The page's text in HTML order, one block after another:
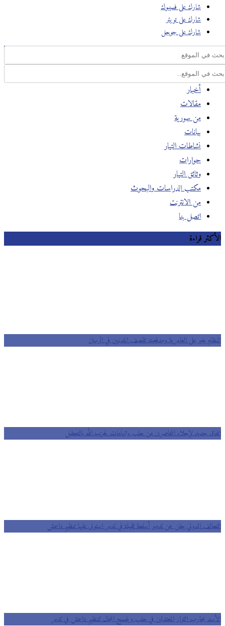
شارك على فسيبوك
شارك على تويتر
شارك على جوجل
أخبار
مقالات
من سورية
بيانات
نشاطات التيار
حوارات
وثائق التيار
مكتب الدراسات والبحوث
من الانترنت
اتصل بنا
الأكثر قراءة
النظام يغير على العامرية ومدفعيته تقصف المدنيين في الرستن
اتفاق جديد لإجلاء المحاصرين من حلب واتهامات لحزب الله بالتعطيل
التحالف الدولي يعلن عن تدمير أسلحة ثقيلة في تدمر استولى عليها تنظيم داعش
الأسد يحارب الثوار المعتدلين في حلب ويفسح المجال لتنظيم داعش في تدمر